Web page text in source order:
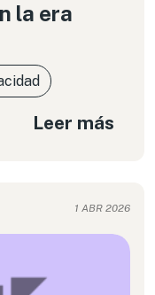
la era
Leer más
1 ABR 2026